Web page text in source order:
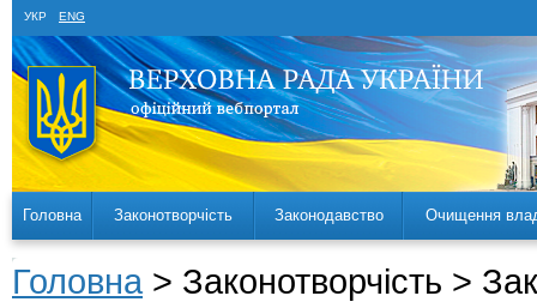
УКР ENG
Головна Законотворчість Законодавство Очищення
Головна > Законотворчість >